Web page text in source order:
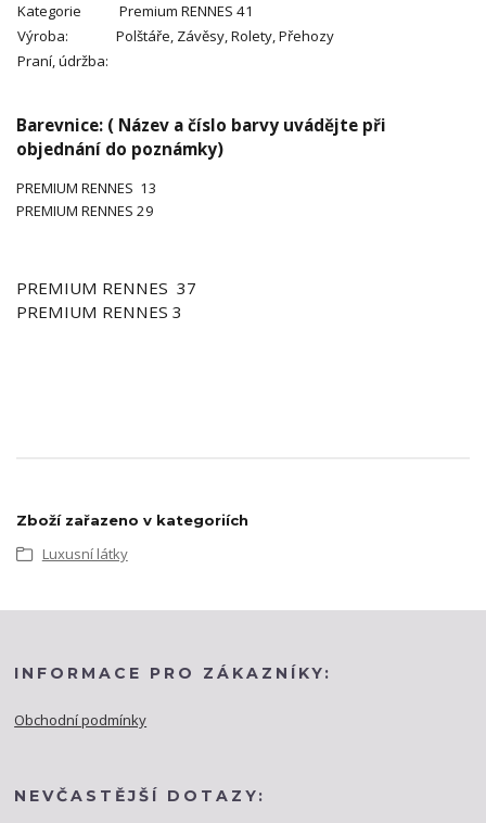
Kategorie Premium RENNES 41
Výroba:
Polštáře, Závěsy, Rolety, Přehozy
Praní, údržba:
Barevnice: ( Název a číslo barvy uvádějte při
objednání do poznámky)
PREMIUM RENNES 13
PREMIUM RENNES 29
PREMIUM RENNES 37
PREMIUM RENNES 3
Zboží zařazeno v kategoriích
Luxusní látky
INFORMACE PRO ZÁKAZNÍKY:
Obchodní podmínky
NEVČASTĚJŠÍ DOTAZY: